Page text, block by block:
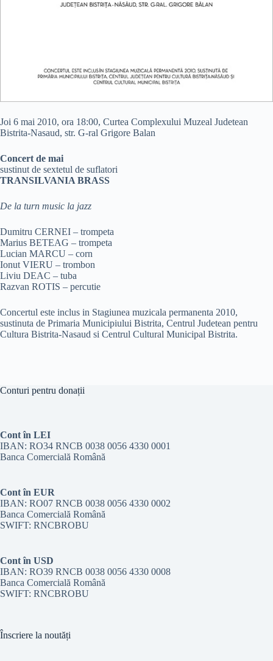
Joi 6 mai 2010, ora 18:00, Curtea Complexului Muzeal Judetean
Bistrita-Nasaud, str. G-ral Grigore Balan
Concert de mai
sustinut de sextetul de suflatori
TRANSILVANIA BRASS
De la turn music la jazz
Dumitru CERNEI – trompeta
Marius BETEAG – trompeta
Lucian MARCU – corn
Ionut VIERU – trombon
Liviu DEAC – tuba
Razvan ROTIS – percutie
Concertul este inclus in Stagiunea muzicala permanenta 2010,
sustinuta de Primaria Municipiului Bistrita, Centrul Judetean pentru
Cultura Bistrita-Nasaud si Centrul Cultural Municipal Bistrita.
Conturi pentru donații
Cont în LEI
IBAN: RO34 RNCB 0038 0056 4330 0001
Banca Comercială Română
Cont în EUR
IBAN: RO07 RNCB 0038 0056 4330 0002
Banca Comercială Română
SWIFT: RNCBROBU
Cont în USD
IBAN: RO39 RNCB 0038 0056 4330 0008
Banca Comercială Română
SWIFT: RNCBROBU
Înscriere la noutăți